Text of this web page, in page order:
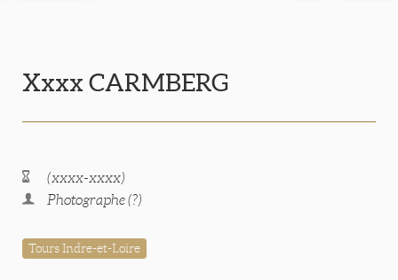
Xxxx CARMBERG
(xxxx-xxxx)
Photographe (?)
Tours Indre-et-Loire